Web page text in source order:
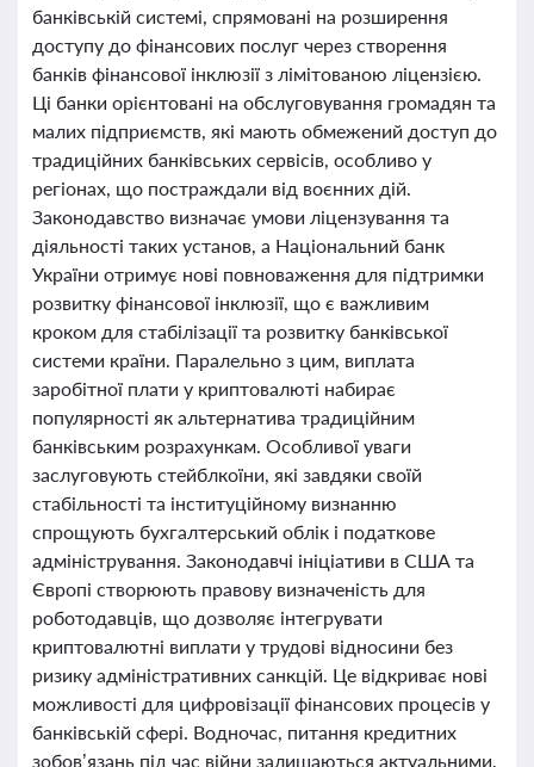
банківській системі, спрямовані на розширення
доступу до фінансових послуг через створення
банків фінансової інклюзії з лімітованою ліцензією.
Ці банки орієнтовані на обслуговування громадян та
малих підприємств, які мають обмежений доступ до
традиційних банківських сервісів, особливо у
регіонах, що постраждали від воєнних дій.
Законодавство визначає умови ліцензування та
діяльності таких установ, а Національний банк
України отримує нові повноваження для підтримки
розвитку фінансової інклюзії, що є важливим
кроком для стабілізації та розвитку банківської
системи країни. Паралельно з цим, виплата
заробітної плати у криптовалюті набирає
популярності як альтернатива традиційним
банківським розрахункам. Особливої уваги
заслуговують стейблкоїни, які завдяки своїй
стабільності та інституційному визнанню
спрощують бухгалтерський облік і податкове
адміністрування. Законодавчі ініціативи в США та
Європі створюють правову визначеність для
роботодавців, що дозволяє інтегрувати
криптовалютні виплати у трудові відносини без
ризику адміністративних санкцій. Це відкриває нові
можливості для цифровізації фінансових процесів у
банківській сфері. Водночас, питання кредитних
зобов’язань під час війни залишаються актуальними.